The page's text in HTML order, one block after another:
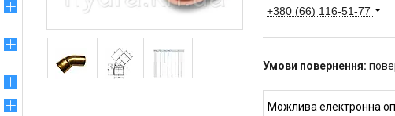
+380 (66) 116-51-77